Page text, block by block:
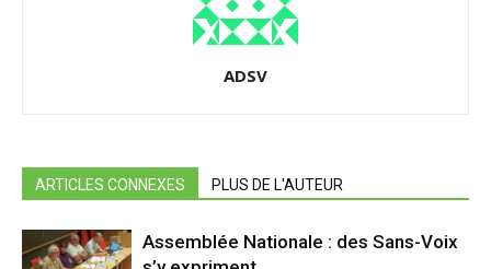
ADSV
ARTICLES CONNEXES PLUS DE L'AUTEUR
Assemblée Nationale : des Sans-Voix